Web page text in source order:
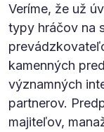
Veríme, že už
typy hráčov na
kamenných
významných
partnerov.
majiteľov,